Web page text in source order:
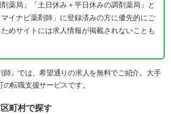
剤薬局」「土日休み＋平日休みの調剤薬局」と
イナビ薬剤師」に登録済みの方に優先的にご
めサイトには求人情報が掲載されないことも
」では、希望通りの求人を無料でご紹介。大手
転職支援サービスです。
町村で探す